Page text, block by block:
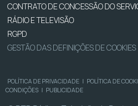
CONTRATO DE CONCESSÃO DO
RÁDIO E TELEVISÃO
RGPD
GESTÃO DAS DEFINIÇÕES DE COOKIES
POLÍTICA DE PRIVACIDADE | POLÍTICA DE
CONDIÇÕES | PUBLICIDADE